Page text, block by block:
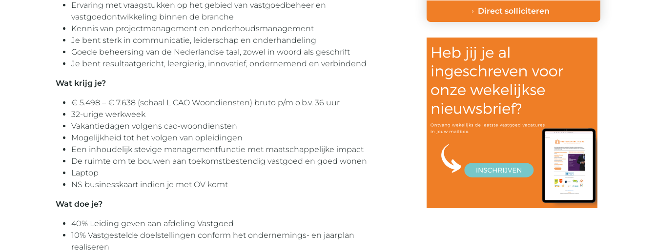
Ervaring met vraagstukken op het gebied van vastgoedbeheer en
vastgoedontwikkeling binnen de branche
Kennis van projectmanagement en onderhoudsmanagement
Je bent sterk in communicatie, leiderschap en onderhandeling
Goede beheersing van de Nederlandse taal, zowel in woord als geschrift
Je bent resultaatgericht, leergierig, innovatief, ondernemend en verbindend
Wat krijg je?
€ 5.498 – € 7.638 (schaal L CAO Woondiensten) bruto p/m o.b.v. 36 uur
32-urige werkweek
Vakantiedagen volgens cao-woondiensten
Mogelijkheid tot het volgen van opleidingen
Een inhoudelijk stevige managementfunctie met maatschappelijke impact
De ruimte om te bouwen aan toekomstbestendig vastgoed en goed wonen
Laptop
NS businesskaart indien je met OV komt
Wat doe je?
40% Leiding geven aan afdeling Vastgoed
10% Vastgestelde doelstellingen conform het ondernemings- en jaarplan
realiseren
Direct solliciteren